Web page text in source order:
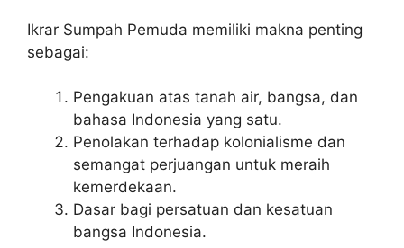
Ikrar Sumpah Pemuda memiliki makna penting
sebagai:
Pengakuan atas tanah air, bangsa, dan
bahasa Indonesia yang satu.
Penolakan terhadap kolonialisme dan
semangat perjuangan untuk meraih
kemerdekaan.
Dasar bagi persatuan dan kesatuan
bangsa Indonesia.